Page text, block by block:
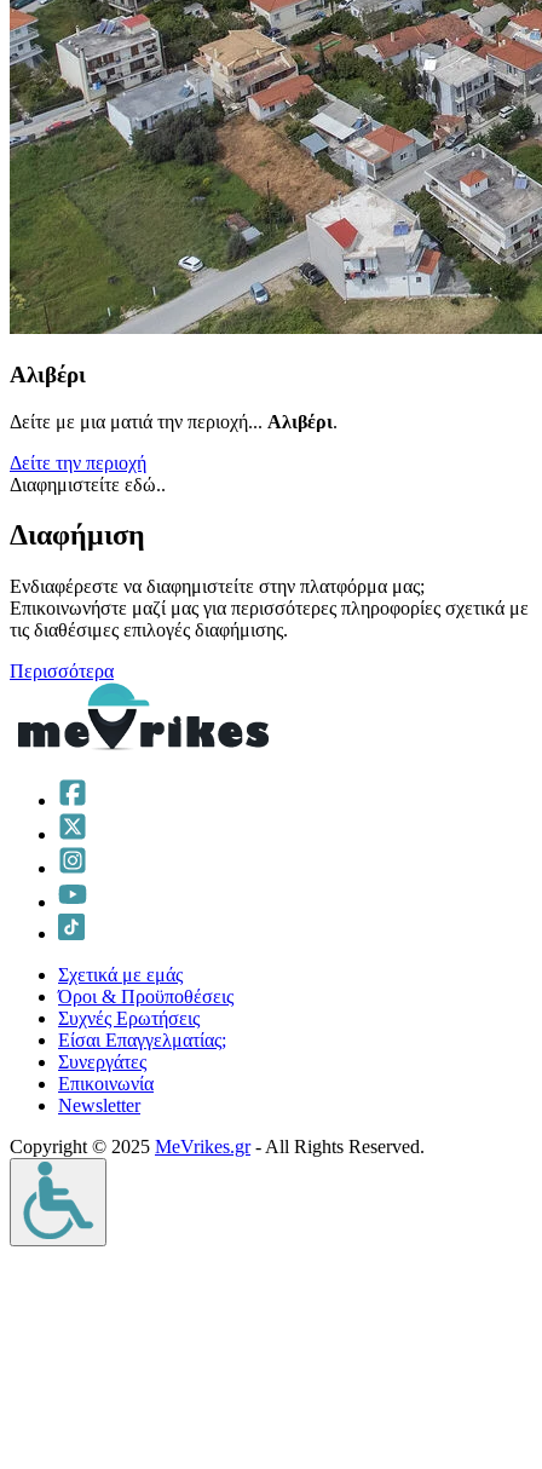
Αλιβέρι
Δείτε με μια ματιά την περιοχή... Αλιβέρι.
Δείτε την περιοχή
Διαφημιστείτε εδώ..
Διαφήμιση
Ενδιαφέρεστε να διαφημιστείτε στην πλατφόρμα μας;
Επικοινωνήστε μαζί μας για περισσότερες πληροφορίες σχετικά με
τις διαθέσιμες επιλογές διαφήμισης.
Περισσότερα
Σχετικά με εμάς
Όροι & Προϋποθέσεις
Συχνές Ερωτήσεις
Είσαι Επαγγελματίας;
Συνεργάτες
Επικοινωνία
Νewsletter
Copyright © 2025 MeVrikes.gr- All Rights Reserved.